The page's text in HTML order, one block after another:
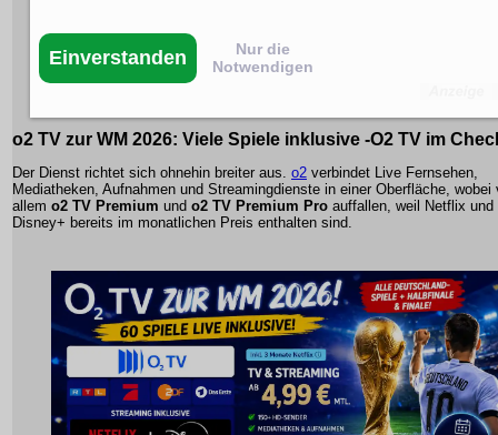
o2 TV zur WM 2026: Viele Spiele inklusive -O2 TV im
Der Dienst richtet sich ohnehin breiter aus. o2 verbindet Live Fernsehen,
Mediatheken, Aufnahmen und Streamingdienste in einer Oberfläche, wobei
allem o2 TV Premium und o2 TV Premium Pro auffallen, weil Netflix und
Disney+ bereits im monatlichen Preis enthalten sind.
Einverstanden
Nur die
Notwendigen